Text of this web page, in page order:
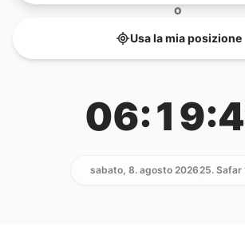
O
Usa la mia posizione
sabato, 8. agosto 202625. Safar